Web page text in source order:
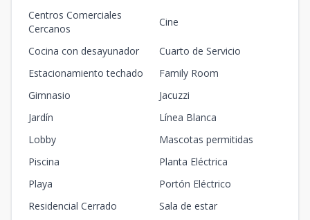
Centros Comerciales
Cercanos
Cine
Cocina con desayunador
Cuarto de Servicio
Estacionamiento techado
Family Room
Gimnasio
Jacuzzi
Jardín
Línea Blanca
Lobby
Mascotas permitidas
Piscina
Planta Eléctrica
Playa
Portón Eléctrico
Residencial Cerrado
Sala de estar